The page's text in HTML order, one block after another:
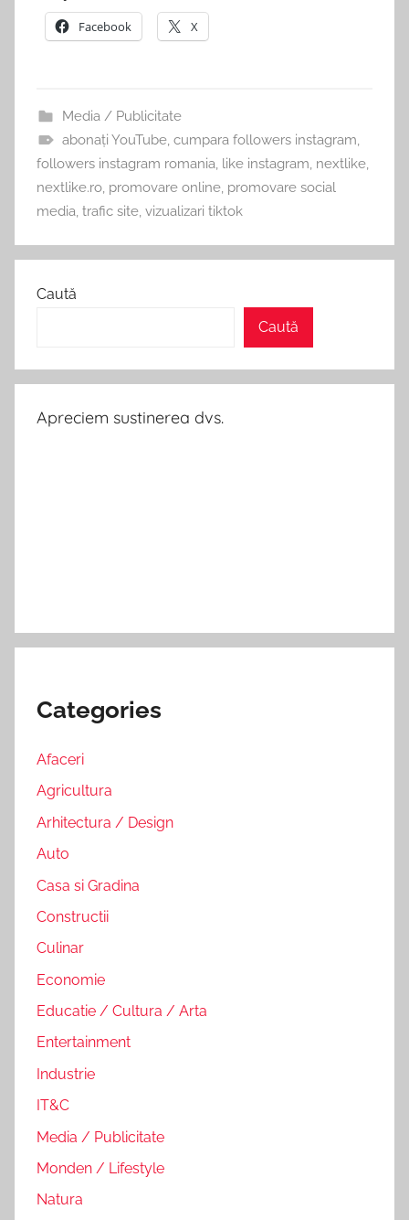
Facebook X
Media / Publicitate
abonați YouTube, cumpara followers instagram,
followers instagram romania, like instagram, nextlike,
nextlike.ro, promovare online, promovare social
media, trafic site, vizualizari tiktok
Caută
Caută
Apreciem sustinerea dvs.
Categories
Afaceri
Agricultura
Arhitectura / Design
Auto
Casa si Gradina
Constructii
Culinar
Economie
Educatie / Cultura / Arta
Entertainment
Industrie
IT&C
Media / Publicitate
Monden / Lifestyle
Natura